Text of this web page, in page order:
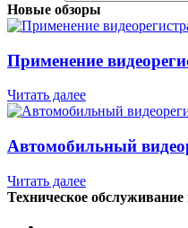
Новые обзоры
Применение
Читать далее
Автомобильный
Читать далее
Техническое обслуживание